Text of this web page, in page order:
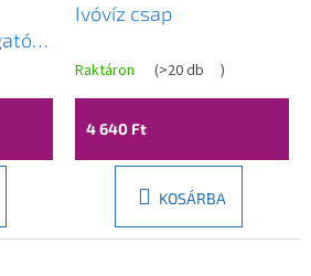
Ivóvíz csap
Raktáron (>20 db )
4 640 Ft
KOSÁRBA